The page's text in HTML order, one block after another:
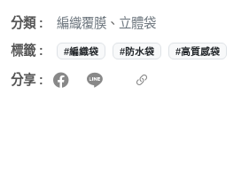
分類 : 編織覆膜 、 立體袋
標籤 :
#編織袋 #防水袋 #高質感袋
分享 :